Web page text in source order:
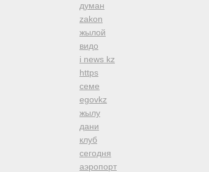
думан
zakon
жылой
видо
i news kz
https
семе
egovkz
жылу
дани
клуб
сегодня
аэропорт